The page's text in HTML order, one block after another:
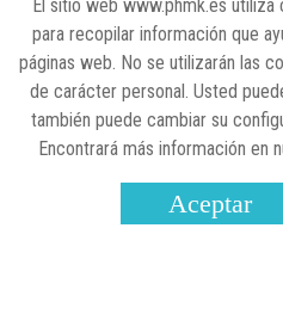
Lilly impulsa
visibilizar la
25 de marzo, 2023 ENTRE BASTIDORES
Real
la sociedad
El sitio web www.phmk.es
para recopilar información que
páginas web. No se utilizarán las
de carácter personal. Usted
también puede cambiar su
Encontrará más información en
Aceptar